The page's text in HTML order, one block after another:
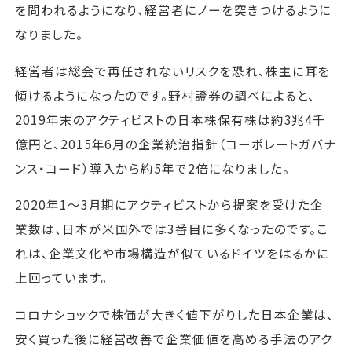
を問われるようになり、経営者にノーを突きつけるように
なりました。
経営者は総会で再任されないリスクを恐れ、株主に耳を
傾けるようになったのです。野村證券の調べによると、
2019年末のアクティビストの日本株保有株は約3兆4千
億円と、2015年6月の企業統治指針（コーポレートガバナ
ンス・コード）導入から約5年で2倍になりました。
2020年1～3月期にアクティビストから提案を受けた企
業数は、日本が米国外では3番目に多くなったのです。こ
れは、企業文化や市場構造が似ているドイツをはるかに
上回っています。
コロナショックで株価が大きく値下がりした日本企業は、
安く買った後に経営改善で企業価値を高める手法のアク